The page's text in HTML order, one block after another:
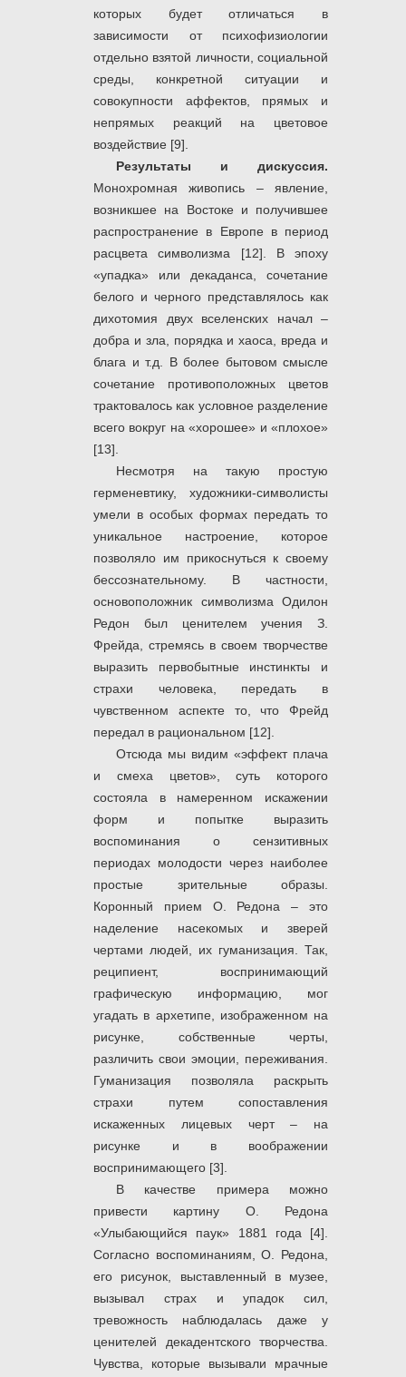
которых будет отличаться в
зависимости от психофизиологии
отдельно взятой личности, социальной
среды, конкретной ситуации и
совокупности аффектов, прямых и
непрямых реакций на цветовое
воздействие [9].
Результаты и дискуссия.
Монохромная живопись – явление,
возникшее на Востоке и получившее
распространение в Европе в период
расцвета символизма [12]. В эпоху
«упадка» или декаданса, сочетание
белого и черного представлялось как
дихотомия двух вселенских начал –
добра и зла, порядка и хаоса, вреда и
блага и т.д. В более бытовом смысле
сочетание противоположных цветов
трактовалось как условное разделение
всего вокруг на «хорошее» и «плохое»
[13].
Несмотря на такую простую
герменевтику, художники-символисты
умели в особых формах передать то
уникальное настроение, которое
позволяло им прикоснуться к своему
бессознательному. В частности,
основоположник символизма Одилон
Редон был ценителем учения З.
Фрейда, стремясь в своем творчестве
выразить первобытные инстинкты и
страхи человека, передать в
чувственном аспекте то, что Фрейд
передал в рациональном [12].
Отсюда мы видим «эффект плача
и смеха цветов», суть которого
состояла в намеренном искажении
форм и попытке выразить
воспоминания о сензитивных
периодах молодости через наиболее
простые зрительные образы.
Коронный прием О. Редона – это
наделение насекомых и зверей
чертами людей, их гуманизация. Так,
реципиент, воспринимающий
графическую информацию, мог
угадать в архетипе, изображенном на
рисунке, собственные черты,
различить свои эмоции, переживания.
Гуманизация позволяла раскрыть
страхи путем сопоставления
искаженных лицевых черт – на
рисунке и в воображении
воспринимающего [3].
В качестве примера можно
привести картину О. Редона
«Улыбающийся паук» 1881 года [4].
Согласно воспоминаниям, О. Редона,
его рисунок, выставленный в музее,
вызывал страх и упадок сил,
тревожность наблюдалась даже у
ценителей декадентского творчества.
Чувства, которые вызывали мрачные